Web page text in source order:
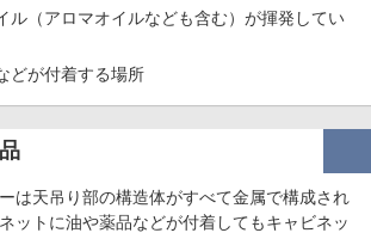
ル（アロマオイルなども含む）が揮発してい
どが付着する場所
は天吊り部の構造体がすべて金属で構成され
ットに油や薬品などが付着してもキャビネッ